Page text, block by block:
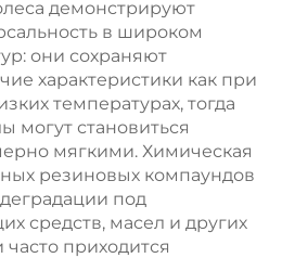
демонстрируют
в широком
они сохраняют
характеристики как при
температурах, тогда
могут становиться
мягкими. Химическая
резиновых компаундов
под
средств, масел и других
приходится